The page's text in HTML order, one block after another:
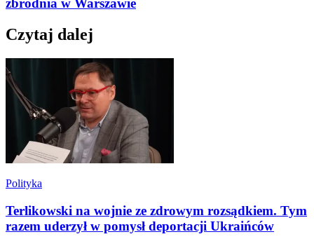
zbrodnia w Warszawie
Czytaj dalej
Polityka
Terlikowski na wojnie ze zdrowym rozsądkiem. Tym
razem uderzył w pomysł deportacji Ukraińców